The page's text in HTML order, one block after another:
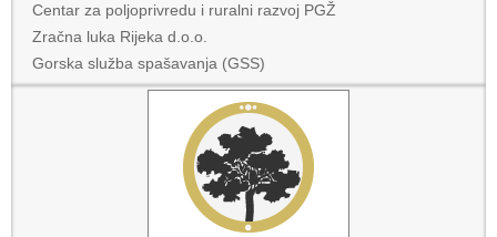
Centar za poljoprivredu i ruralni razvoj PGŽ
Zračna luka Rijeka d.o.o.
Gorska služba spašavanja (GSS)